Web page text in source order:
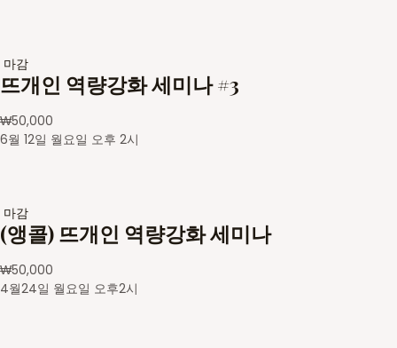
마감
뜨개인 역량강화 세미나 #3
₩50,000
6월 12일 월요일 오후 2시
마감
(앵콜) 뜨개인 역량강화 세미나
₩50,000
4월24일 월요일 오후2시